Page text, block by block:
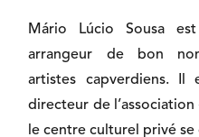
Mário Lúcio Sousa
arrangeur de bon
artistes capverdiens. Il
directeur de
le centre culturel privé